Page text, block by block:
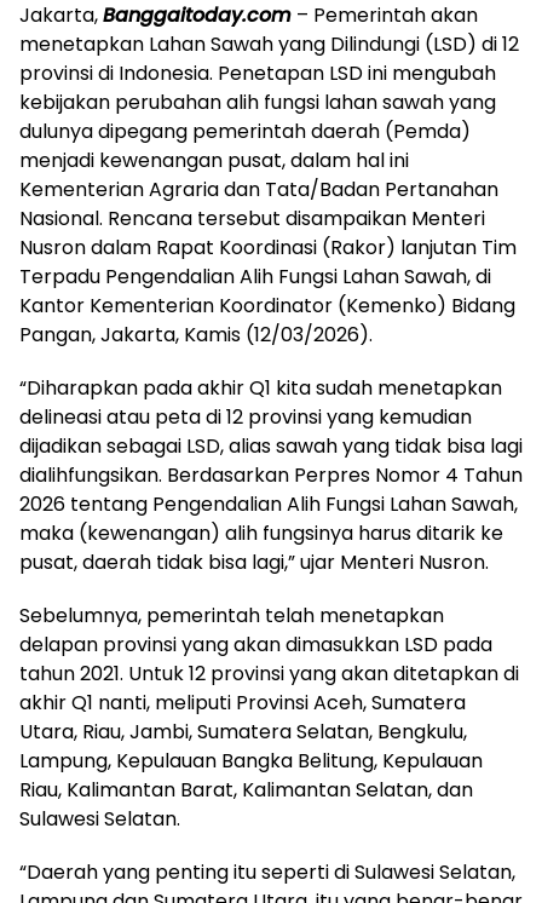
Jakarta,Banggaitoday.com – Pemerintah akan
menetapkan Lahan Sawah yang Dilindungi (LSD) di 12
provinsi di Indonesia. Penetapan LSD ini mengubah
kebijakan perubahan alih fungsi lahan sawah yang
dulunya dipegang pemerintah daerah (Pemda)
menjadi kewenangan pusat, dalam hal ini
Kementerian Agraria dan Tata/Badan Pertanahan
Nasional. Rencana tersebut disampaikan Menteri
Nusron dalam Rapat Koordinasi (Rakor) lanjutan Tim
Terpadu Pengendalian Alih Fungsi Lahan Sawah, di
Kantor Kementerian Koordinator (Kemenko) Bidang
Pangan, Jakarta, Kamis (12/03/2026).
“Diharapkan pada akhir Q1 kita sudah menetapkan
delineasi atau peta di 12 provinsi yang kemudian
dijadikan sebagai LSD, alias sawah yang tidak bisa lagi
dialihfungsikan. Berdasarkan Perpres Nomor 4 Tahun
2026 tentang Pengendalian Alih Fungsi Lahan Sawah,
maka (kewenangan) alih fungsinya harus ditarik ke
pusat, daerah tidak bisa lagi,” ujar Menteri Nusron.
Sebelumnya, pemerintah telah menetapkan
delapan provinsi yang akan dimasukkan LSD pada
tahun 2021. Untuk 12 provinsi yang akan ditetapkan di
akhir Q1 nanti, meliputi Provinsi Aceh, Sumatera
Utara, Riau, Jambi, Sumatera Selatan, Bengkulu,
Lampung, Kepulauan Bangka Belitung, Kepulauan
Riau, Kalimantan Barat, Kalimantan Selatan, dan
Sulawesi Selatan.
“Daerah yang penting itu seperti di Sulawesi Selatan,